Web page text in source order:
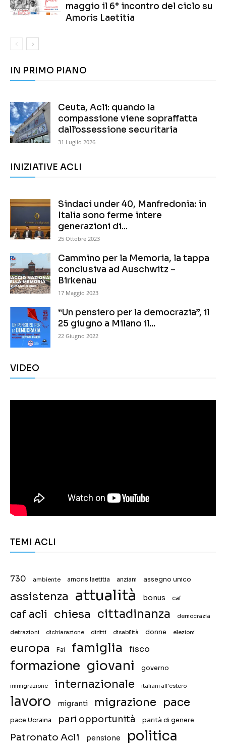
maggio il 6° incontro del ciclo su
Amoris Laetitia
IN PRIMO PIANO
Ceuta, Acli: quando la
compassione viene sopraffatta
dall’ossessione securitaria
31 Luglio 2026
INIZIATIVE ACLI
Sindaci under 40, Manfredonia: in
Italia sono ferme intere
generazioni di...
25 Ottobre 2023
Cammino per la Memoria, la tappa
conclusiva ad Auschwitz –
Birkenau
17 Maggio 2023
“Un pensiero per la democrazia”, il
25 giugno a Milano il...
22 Giugno 2022
VIDEO
TEMI ACLI
730 ambiente amoris laetitia anziani assegno unico
assistenza attualità bonus caf
caf acli chiesa cittadinanza democrazia
detrazioni dichiarazione diritti disabilità donne elezioni
europa Fai famiglia fisco
formazione giovani governo
immigrazione internazionale italiani all'estero
lavoro migranti migrazione pace
pace Ucraina pari opportunità parità di genere
Patronato Acli pensione politica